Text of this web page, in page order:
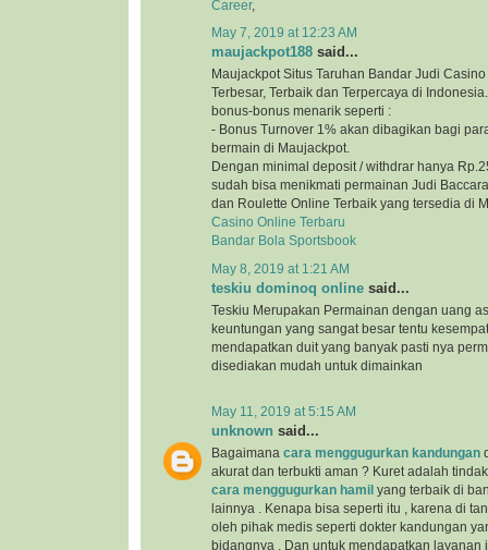
Career,
May 7, 2019 at 12:23 AM
maujackpot188 said...
Maujackpot Situs Taruhan Bandar Judi
Terbesar, Terbaik dan Terpercaya di
bonus-bonus menarik seperti :
- Bonus Turnover 1% akan dibagikan bagi
bermain di Maujackpot.
Dengan minimal deposit / withdrar hanya
sudah bisa menikmati permainan Judi
dan Roulette Online Terbaik yang tersedia di
Casino Online Terbaru
Bandar Bola Sportsbook
May 8, 2019 at 1:21 AM
teskiu dominoq online said...
Teskiu Merupakan Permainan dengan uang
keuntungan yang sangat besar tentu
mendapatkan duit yang banyak pasti nya
disediakan mudah untuk dimainkan
May 11, 2019 at 5:15 AM
unknown said...
Bagaimana cara menggugurkan kandungan
akurat dan terbukti aman ? Kuret adalah
cara menggugurkan hamil yang terbaik di
lainnya . Kenapa bisa seperti itu , karena di
oleh pihak medis seperti dokter kandungan
bidangnya . Dan untuk mendapatkan layanan